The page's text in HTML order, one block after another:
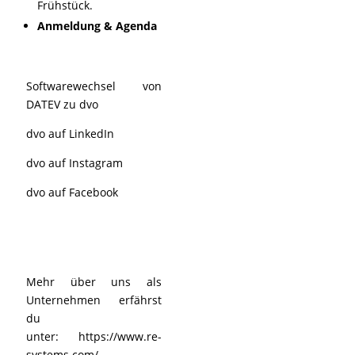
Frühstück.
Anmeldung & Agenda
Softwarewechsel von
DATEV zu dvo
dvo auf LinkedIn
dvo auf Instagram
dvo auf Facebook
Mehr über uns als
Unternehmen erfährst
du
unter: https://www.re-